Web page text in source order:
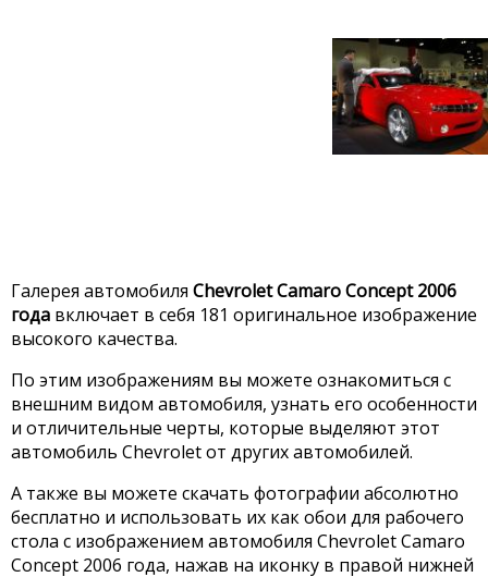
Галерея автомобиля Chevrolet Camaro Concept 2006
года включает в себя 181 оригинальное изображение
высокого качества.
По этим изображениям вы можете ознакомиться с
внешним видом автомобиля, узнать его особенности
и отличительные черты, которые выделяют этот
автомобиль Chevrolet от других автомобилей.
А также вы можете скачать фотографии абсолютно
бесплатно и использовать их как обои для рабочего
стола с изображением автомобиля Chevrolet Camaro
Concept 2006 года, нажав на иконку в правой нижней